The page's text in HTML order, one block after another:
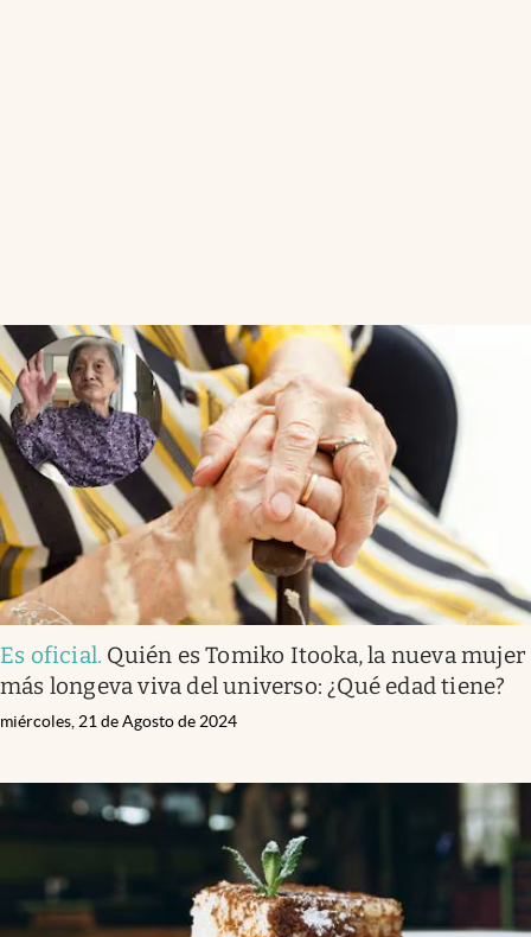
Es oficial. Quién es Tomiko Itooka, la nueva mujer
más longeva viva del universo: ¿Qué edad tiene?
miércoles, 21 de Agosto de 2024